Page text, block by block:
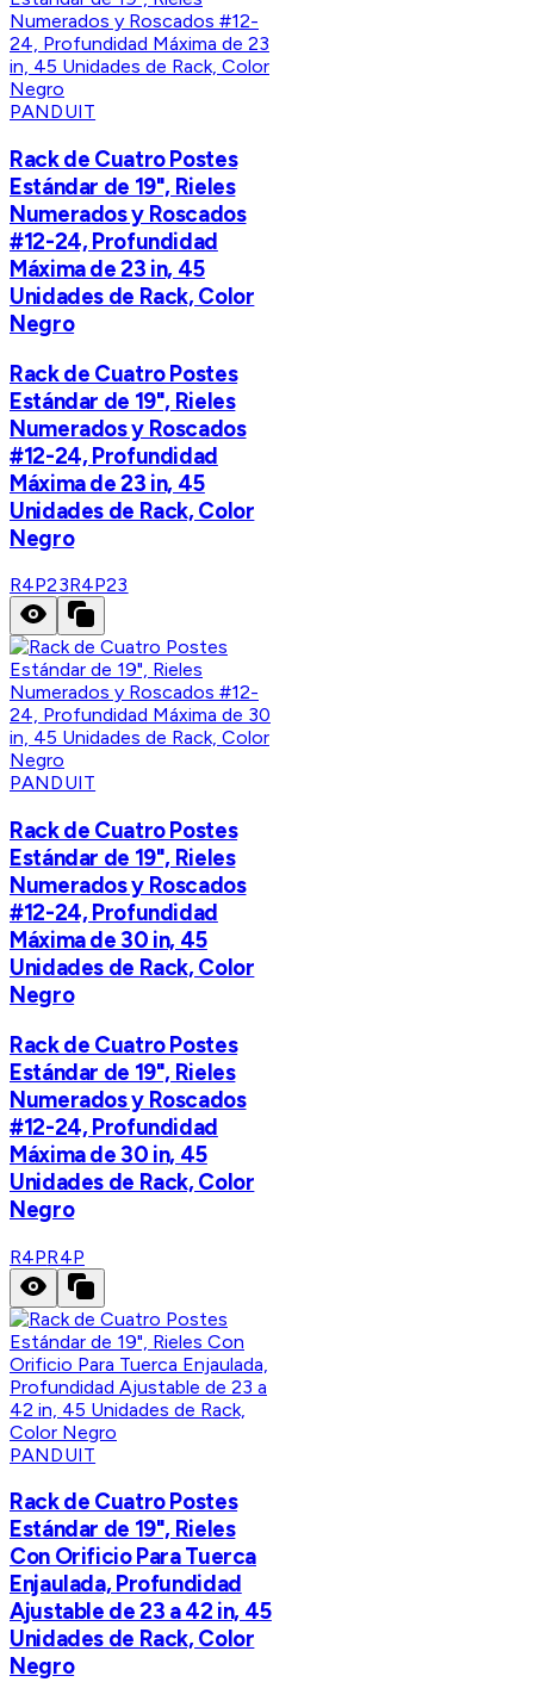
PANDUIT
Rack de Cuatro Postes
Estándar de 19", Rieles
Numerados y Roscados
#12-24, Profundidad
Máxima de 23 in, 45
Unidades de Rack, Color
Negro
Rack de Cuatro Postes
Estándar de 19", Rieles
Numerados y Roscados
#12-24, Profundidad
Máxima de 23 in, 45
Unidades de Rack, Color
Negro
R4P23R4P23
PANDUIT
Rack de Cuatro Postes
Estándar de 19", Rieles
Numerados y Roscados
#12-24, Profundidad
Máxima de 30 in, 45
Unidades de Rack, Color
Negro
Rack de Cuatro Postes
Estándar de 19", Rieles
Numerados y Roscados
#12-24, Profundidad
Máxima de 30 in, 45
Unidades de Rack, Color
Negro
R4PR4P
PANDUIT
Rack de Cuatro Postes
Estándar de 19", Rieles
Con Orificio Para Tuerca
Enjaulada, Profundidad
Ajustable de 23 a 42 in, 45
Unidades de Rack, Color
Negro